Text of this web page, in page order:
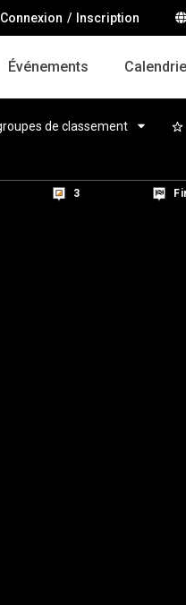
Connexion Inscription
Événements
3
3